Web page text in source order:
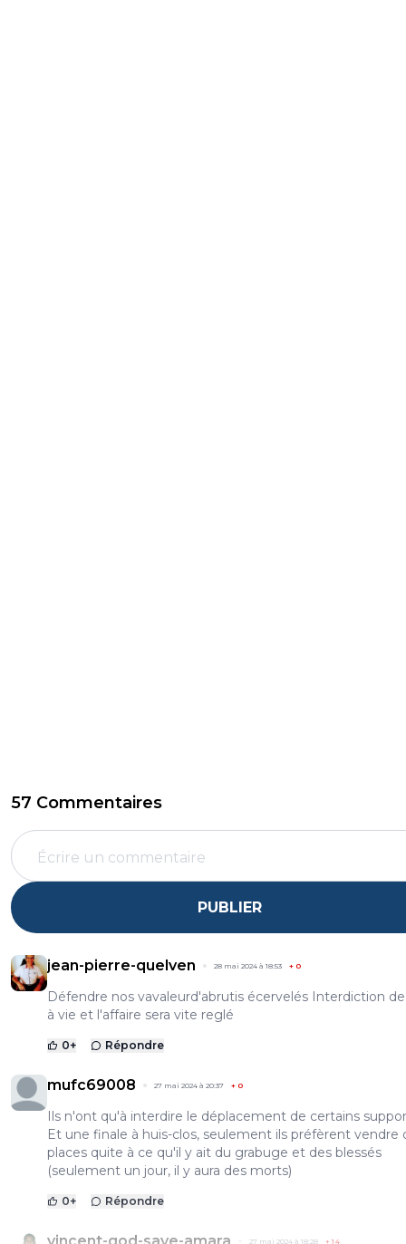
57 Commentaires
PUBLIER
jean-pierre-quelven 28 mai 2024 à 18:53 + 0
Défendre nos vavaleurd'abrutis écervelés Interdiction
à vie et l'affaire sera vite reglé
0+ Répondre
mufc69008 27 mai 2024 à 20:37 + 0
Ils n'ont qu'à interdire le déplacement de certains
Et une finale à huis-clos, seulement ils préfèrent vendre
places quite à ce qu'il y ait du grabuge et des blessés
(seulement un jour, il y aura des morts)
0+ Répondre
27 mai 2024 à 18:28 + 14